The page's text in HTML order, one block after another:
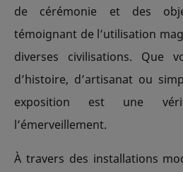
de cérémonie et des
témoignant de l’utilisation
diverses civilisations. Que
d’histoire, d’artisanat ou
exposition est une
l’émerveillement.
À travers des installations